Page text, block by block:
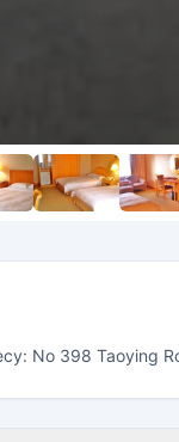
No 398 Taoying